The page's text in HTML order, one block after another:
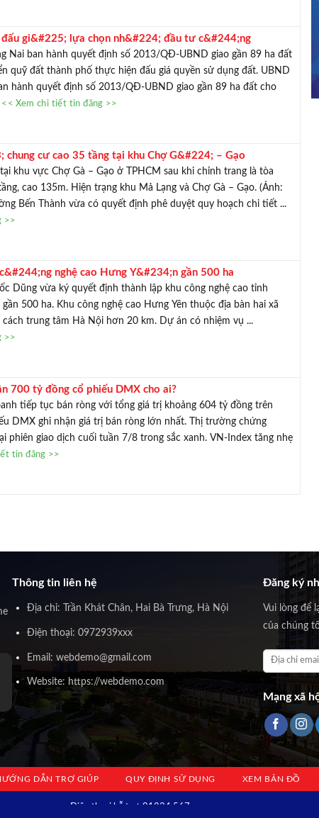
gi&#225; lựa chọn nh&#224; đầu tư c&#244;ng
phố cảng h&#224;ng kh&#244;ng
Nai ban hành quyết định số 2013/QĐ-UBND giao gần 89 ha đất
quỹ đất thành phố thực hiện đấu giá quyền sử dụng đất. UBND
hành quyết định số 2013/QĐ-UBND giao gần 89 ha đất cho
<< Xem chi tiết tin đăng >>
chung cư cao 35 tầng tại khu Chợ G&#224; – Gạo
khu vực Chợ Gà – Gạo ở TPHCM sau khi chỉnh trang là tòa
cao 135m. Hiện trạng khu Mả Lạng và Chợ Gà – Gạo. (Ảnh:
Bến Thành vừa có quyết định phê duyệt quy hoạch chi tiết ...
>>
nghệ cao Hưng Y&#234;n gần 500 ha
Dũng vừa ký quyết định thành lập khu công nghệ cao tỉnh
500 ha. Khu công nghệ cao Hưng Yên thuộc địa bàn hai xã
cách trung tâm Hà Nội hơn 20 km. Dự án có nhiệm vụ ...
>>
700 tỷ đồng cổ phiếu DMX cho ai?
tiếp tục bán ròng với tổng giá trị khoảng 604 tỷ đồng trên
DMX ghi nhận giá trị bán ròng lớn nhất. Thị trường chứng
phiên giao dịch cuối tuần 7/8 trong sắc xanh. VN-Index tăng nhẹ
tin đăng >>
Ông Huỳnh Trấn Thành
Founder Novihome
Thông tin liên hệ
Địa chỉ: Trần Khát Chân, Hai Bà Trưng, Hà Nội
Điện thoại: 0972939xxx
Email: webdemo@gmail.com
Website: https://webdemo.com
Đăng ký
Vui lòng để
của chúng
Mạng xã
DẪN TRỢ GIÚP QUY ĐỊNH SỬ DỤNG XEM BẢN ĐỒ
Địện thoại hỗ trợ: 01234.567.xxx